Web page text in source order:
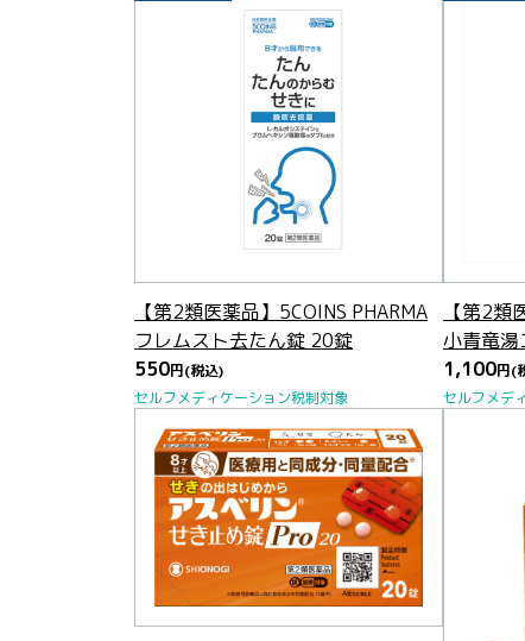
【第2類医薬品】5COINS PHARMA
フレムスト去たん錠 20錠
550円(税込)
セルフメディケーション税制対象
【第2類
小青竜湯
1,100円(
セルフメデ